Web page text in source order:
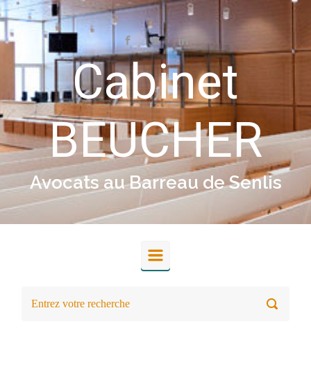
Skip to main content
Cabinet
BEUCHER
Avocats au Barreau de Senlis